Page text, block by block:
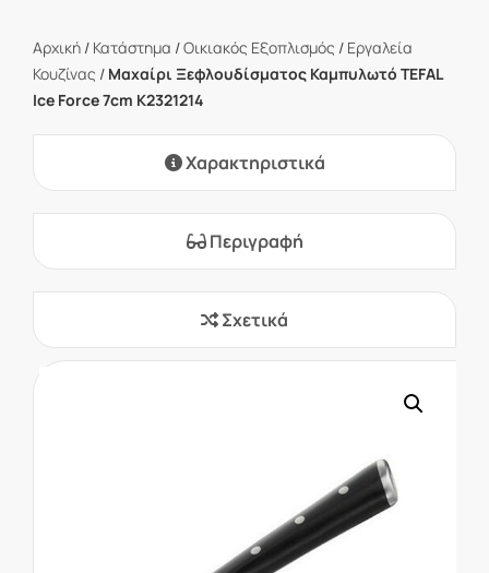
Αρχική / Κατάστημα /Οικιακός Εξοπλισμός / Εργαλεία
Κουζίνας / Μαχαίρι Ξεφλουδίσματος Καμπυλωτό TEFAL
Ice Force 7cm K2321214
Χαρακτηριστικά
Περιγραφή
Σχετικά